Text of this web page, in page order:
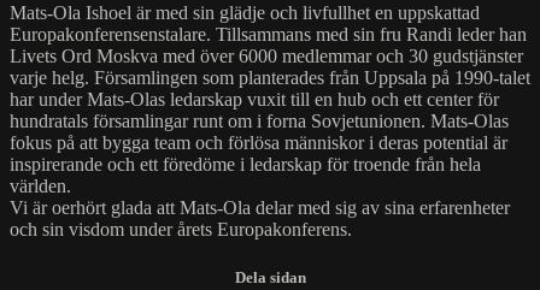
Mats-Ola Ishoel är med sin glädje och livfullhet en uppskattad
Europakonferensenstalare. Tillsammans med sin fru Randi leder han
Livets Ord Moskva med över 6000 medlemmar och 30 gudstjänster
varje helg. Församlingen som planterades från Uppsala på 1990-talet
har under Mats-Olas ledarskap vuxit till en hub och ett center för
hundratals församlingar runt om i forna Sovjetunionen. Mats-Olas
fokus på att bygga team och förlösa människor i deras potential är
inspirerande och ett föredöme i ledarskap för troende från hela
världen.
Vi är oerhört glada att Mats-Ola delar med sig av sina erfarenheter
och sin visdom under årets Europakonferens.